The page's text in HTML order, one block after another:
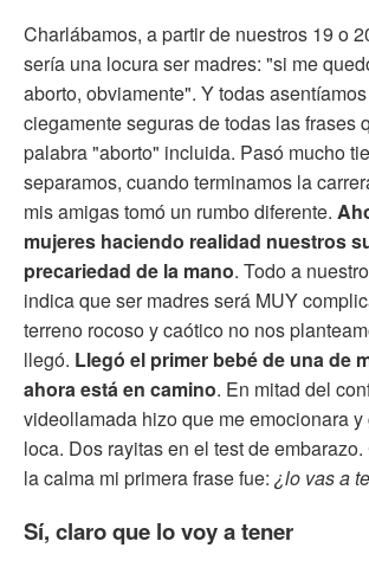
Charlábamos, a partir de nuestros 19 o
sería una locura ser madres: "si me
aborto, obviamente". Y todas
ciegamente seguras de todas las frases
palabra "aborto" incluida. Pasó mucho
separamos, cuando terminamos la
mis amigas tomó un rumbo diferente.
mujeres haciendo realidad nuestros
precariedad de la mano. Todo a
indica que ser madres será MUY
terreno rocoso y caótico no nos
llegó. Llegó el primer bebé de una de
ahora está en camino. En mitad del
videollamada hizo que me emocionara y
loca. Dos rayitas en el test de
la calma mi primera frase fue: ¿lo vas a
Sí, claro que lo voy a tener